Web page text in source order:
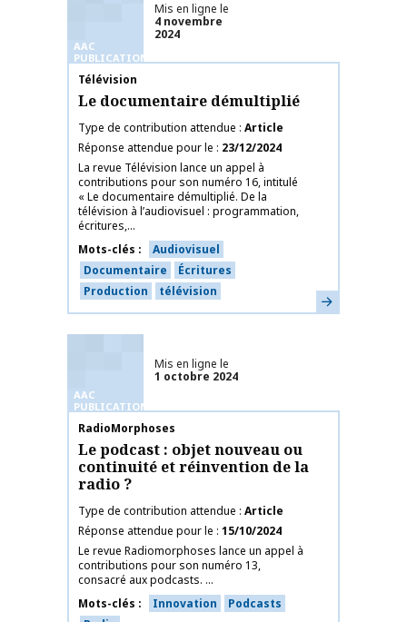
AAC
PUBLICATIONS
Mis en ligne le
4 novembre
2024
Nom de la publication
Télévision
Le documentaire démultiplié
Type de contribution attendue Article
Réponse attendue pour le
23/12/2024
La revue Télévision lance un appel à
contributions pour son numéro 16, intitulé
« Le documentaire démultiplié. De la
télévision à l’audiovisuel : programmation,
écritures,...
Mots-clés
Audiovisuel
Documentaire
Écritures
Production
télévision En savoir plus
AAC
PUBLICATIONS
Mis en ligne le
1 octobre 2024
Nom de la publication
RadioMorphoses
Le podcast : objet nouveau ou
continuité et réinvention de la
radio ?
Type de contribution attendue Article
Réponse attendue pour le 15/10/2024
Le revue Radiomorphoses lance un appel à
contributions pour son numéro 13,
consacré aux podcasts. ...
Mots-clés
Innovation
Podcasts